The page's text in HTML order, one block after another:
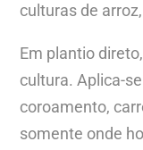
culturas de
Em plantio
cultura. Aplica-
coroamento,
somente onde